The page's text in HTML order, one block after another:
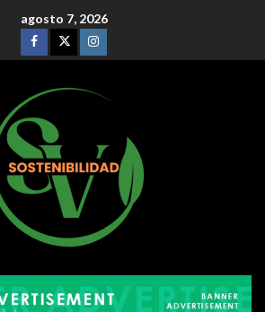
agosto 7, 2026